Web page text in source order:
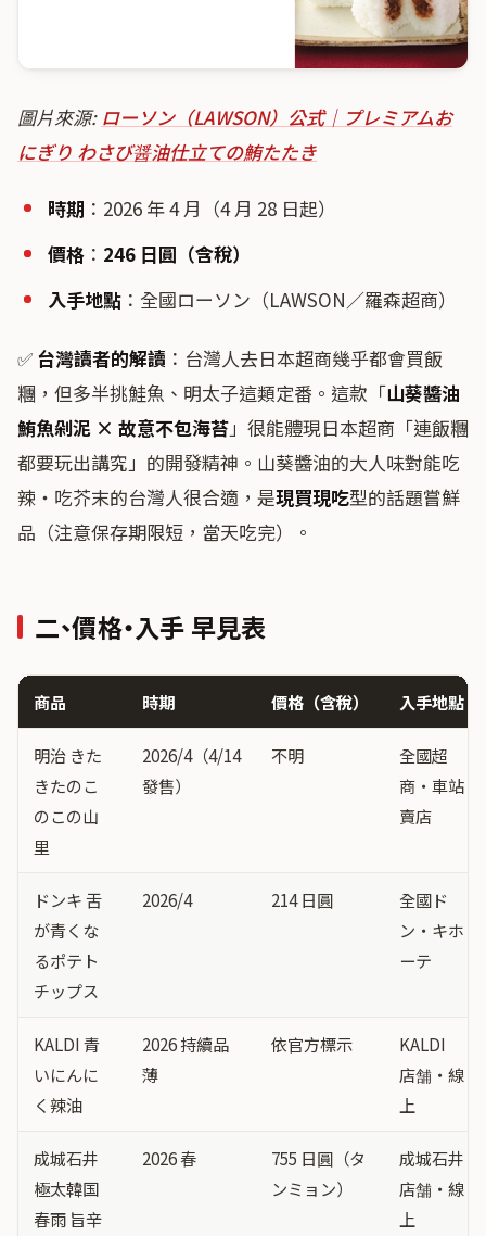
圖片來源: ローソン（LAWSON）公式｜プレミアムお
にぎり わさび醤油仕立ての鮪たたき
時期 ：2026 年 4 月（4 月 28 日起）
價格 ： 246 日圓（含稅）
入手地點 ：全國ローソン（LAWSON／羅森超商）
✅ 台灣讀者的解讀 ：台灣人去日本超商幾乎都會買飯
糰，但多半挑鮭魚、明太子這類定番。這款「山葵醬油
鮪魚剁泥 × 故意不包海苔」很能體現日本超商「連飯糰
都要玩出講究」的開發精神。山葵醬油的大人味對能吃
辣・吃芥末的台灣人很合適，是現買現吃型的話題嘗鮮
品（注意保存期限短，當天吃完）。
二、價格・入手 早見表
商品 時期 價格（含稅） 入手地點
明治 きた
きたのこ
のこの山
里
2026/4（4/14
發售）
不明
全國超
商・車站
賣店
ドンキ 舌
が青くな
るポテト
チップス
2026/4 214 日圓
全國ド
ン・キホ
ーテ
KALDI 青
いにんに
く辣油
2026 持續品
薄
依官方標示
KALDI
店舗・線
上
成城石井
極太韓国
春雨 旨辛
2026 春
755 日圓（タ
ンミョン）
成城石井
店舗・線
上